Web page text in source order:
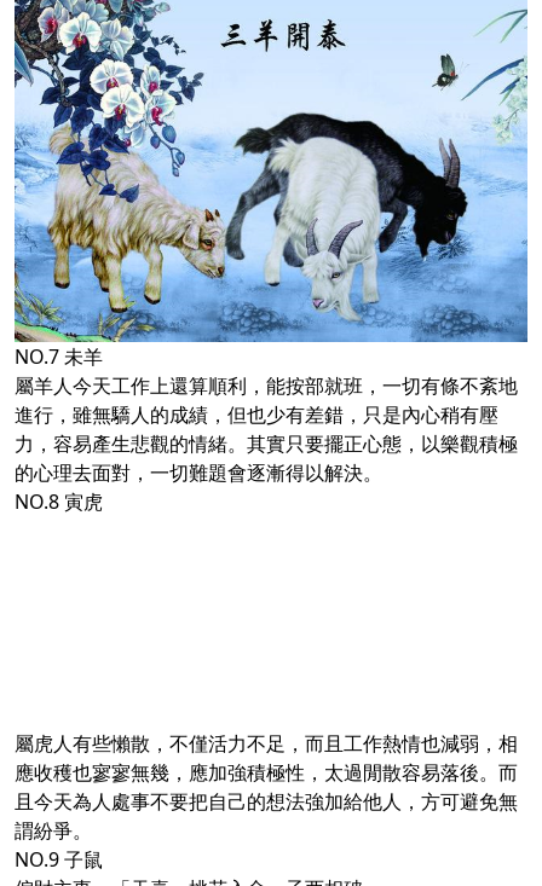
NO.7 未羊
屬羊人今天工作上還算順利，能按部就班，一切有條不紊地
進行，雖無驕人的成績，但也少有差錯，只是內心稍有壓
力，容易產生悲觀的情緒。其實只要擺正心態，以樂觀積極
的心理去面對，一切難題會逐漸得以解決。
NO.8 寅虎
屬虎人有些懶散，不僅活力不足，而且工作熱情也減弱，相
應收穫也寥寥無幾，應加強積極性，太過閒散容易落後。而
且今天為人處事不要把自己的想法強加給他人，方可避免無
謂紛爭。
NO.9 子鼠